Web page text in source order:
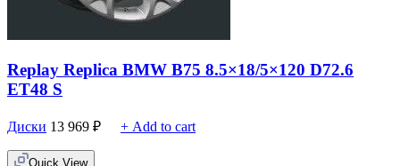
Replay Replica BMW B75 8.5×18/5×120 D72.6
ET48 S
Диски 13 969 ₽ + Add to cart
Quick View